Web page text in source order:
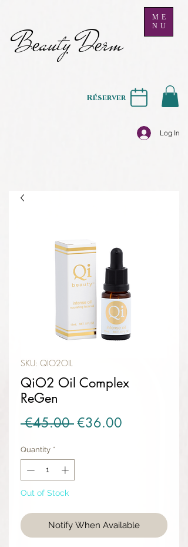
Beauty Derm
ME
NU
Log In
Réserver
SKU: QIO2OIL
QiO2 Oil Complex
ReGen
€45.00 Regular Price
€36.00
Quantity *
Out of Stock
Notify When Available